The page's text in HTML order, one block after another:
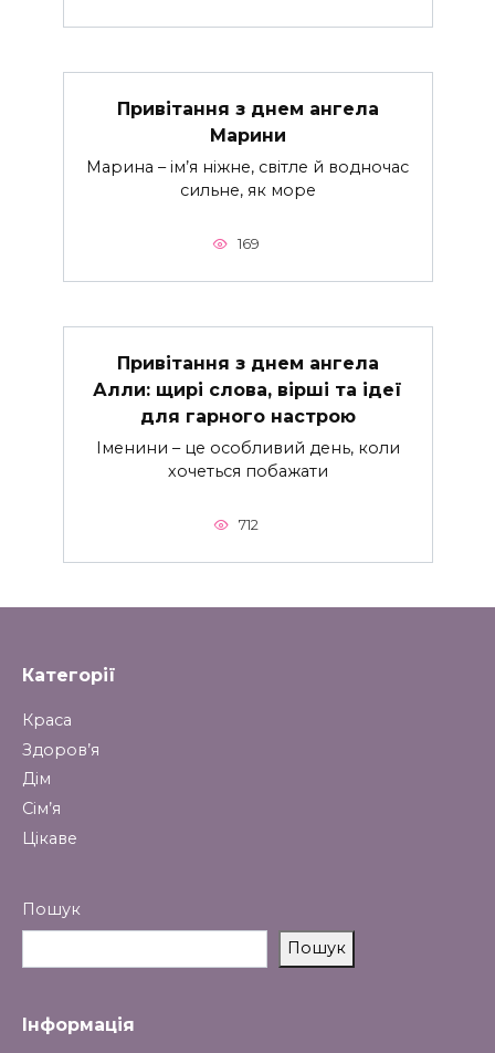
Привітання з днем ангела
Марини
Марина – ім’я ніжне, світле й водночас
сильне, як море
169
Привітання з днем ангела
Алли: щирі слова, вірші та ідеї
для гарного настрою
Іменини – це особливий день, коли
хочеться побажати
712
Категорії
Краса
Здоров’я
Дім
Сім’я
Цікаве
Пошук
Пошук
Інформація